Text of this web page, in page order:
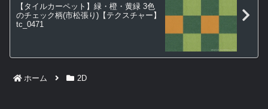
【タイルカーペット】緑・橙・黄緑 3色
のチェック柄(市松張り)【テクスチャー】
tc_0471
ホーム 2D